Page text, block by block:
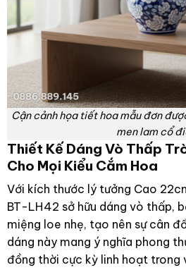
Cận cảnh họa tiết hoa mẫu đơn
men lam cổ
Thiết Kế Dáng Vò Thấp
Cho Mọi Kiểu Cắm Hoa
Với kích thước lý tưởng Cao
BT-LH42 sở hữu dáng vò thấp,
miệng loe nhẹ, tạo nên sự cân
dáng này mang ý nghĩa phong
đồng thời cực kỳ linh hoạt